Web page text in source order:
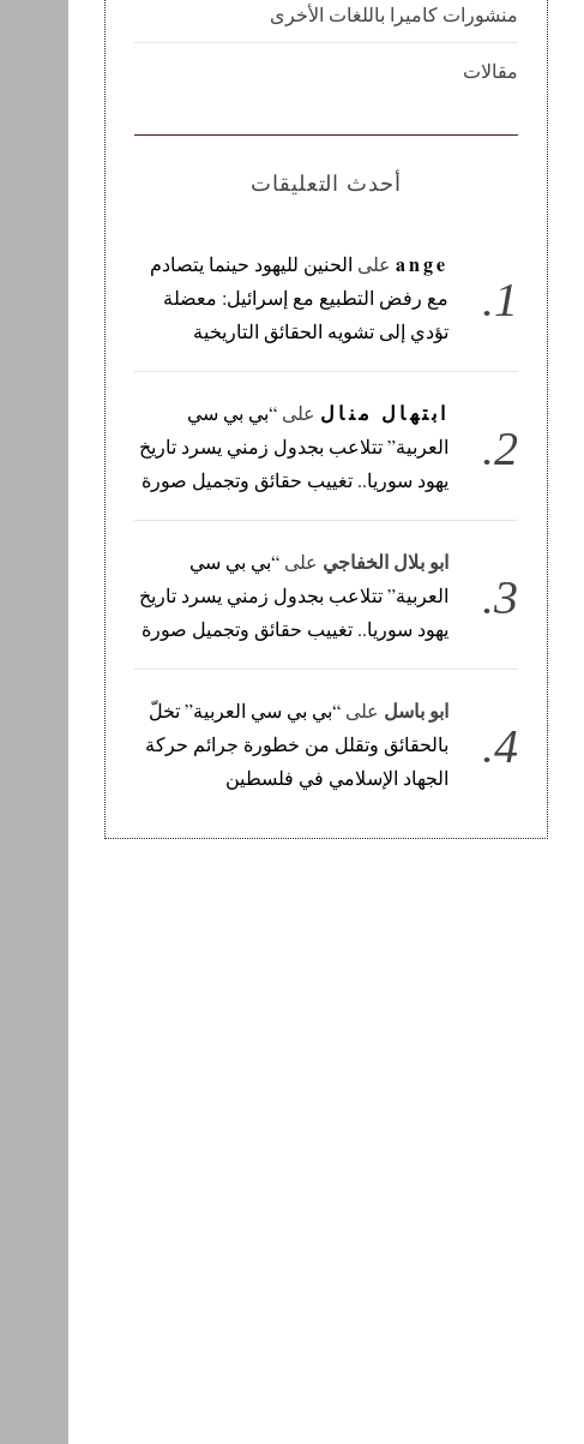
منشورات كاميرا باللغات الأخرى
مقالات
أحدث التعليقات
ange على الحنين لليهود حينما يتصادم
مع رفض التطبيع مع إسرائيل: معضلة
تؤدي إلى تشويه الحقائق التاريخية
ابتهال منال على “بي بي سي
العربية” تتلاعب بجدول زمني يسرد تاريخ
يهود سوريا.. تغييب حقائق وتجميل صورة
ابو بلال الخفاجي على “بي بي سي
العربية” تتلاعب بجدول زمني يسرد تاريخ
يهود سوريا.. تغييب حقائق وتجميل صورة
ابو باسل على “بي بي سي العربية” تخلّ
بالحقائق وتقلل من خطورة جرائم حركة
الجهاد الإسلامي في فلسطين